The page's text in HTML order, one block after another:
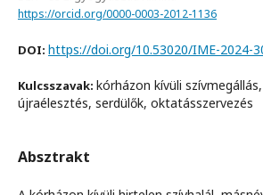
https://orcid.org/0000-0003-2012-1136
DOI: https://doi.org/10.53020/IME-2024-
Kulcsszavak: kórházon kívüli
újraélesztés, serdülők, oktatásszervezés
Absztrakt